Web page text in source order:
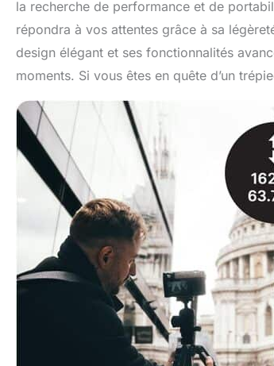
la recherche de performance et de
répondra à vos attentes grâce à sa
design élégant et ses fonctionnalités
moments. Si vous êtes en quête d’un